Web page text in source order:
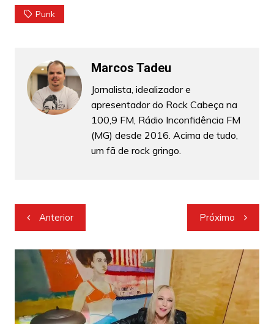
Punk
Marcos Tadeu
Jornalista, idealizador e
apresentador do Rock Cabeça na
100,9 FM, Rádio Inconfidência FM
(MG) desde 2016. Acima de tudo,
um fã de rock gringo.
Navegação
de
Post
Anterior Próximo